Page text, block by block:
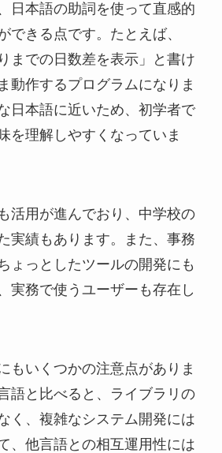
日本語の助詞を使って直感的
できる点です。たとえば、
までの日数差を表示」と書け
動作するプログラムになりま
日本語に近いため、初学者で
を理解しやすくなっていま
活用が進んでおり、中学校の
実績もあります。また、事務
ょっとしたツールの開発にも
実務で使うユーザーも存在し
もいくつかの注意点がありま
語と比べると、ライブラリの
く、複雑なシステム開発には
、他言語との相互運用性には